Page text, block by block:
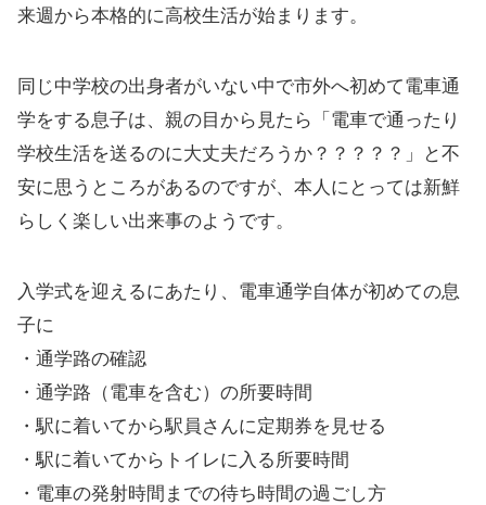
来週から本格的に高校生活が始まります。
同じ中学校の出身者がいない中で市外へ初めて電車通
学をする息子は、親の目から見たら「電車で通ったり
学校生活を送るのに大丈夫だろうか？？？？？」と不
安に思うところがあるのですが、本人にとっては新鮮
らしく楽しい出来事のようです。
入学式を迎えるにあたり、電車通学自体が初めての息
子に
・通学路の確認
・通学路（電車を含む）の所要時間
・駅に着いてから駅員さんに定期券を見せる
・駅に着いてからトイレに入る所要時間
・電車の発射時間までの待ち時間の過ごし方